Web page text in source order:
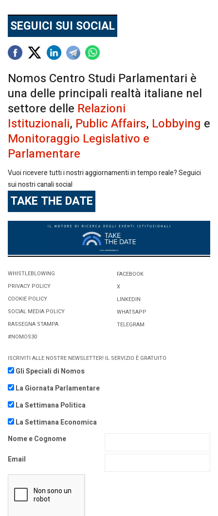
SEGUICI SUI SOCIAL
Nomos Centro Studi Parlamentari è
una delle principali realtà italiane nel
settore delle Relazioni
Istituzionali, Public Affairs, Lobbying e
Monitoraggio Legislativo e
Parlamentare
Vuoi ricevere tutti i nostri aggiornamenti in tempo reale? Seguici
sui nostri canali social
TAKE THE DATE
WHISTLEBLOWING
PRIVACY POLICY
COOKIE POLICY
SOCIAL MEDIA POLICY
RASSEGNA STAMPA
#NOMOS30
FACEBOOK
X
LINKEDIN
WHATSAPP
TELEGRAM
ISCRIVITI ALLE NOSTRE NEWSLETTER! IL SERVIZIO È GRATUITO
Gli Speciali di Nomos
La Giornata Parlamentare
La Settimana Politica
La Settimana Economica
Nome e Cognome
Email